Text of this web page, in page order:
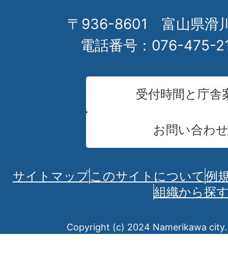
〒936-8601 富山県滑
電話番号：076-475-
受付時間と庁舎
お問い合わせ
サイトマップこのサイトについて 例
組織から探
Copyright (c) 2024 Namerikawa